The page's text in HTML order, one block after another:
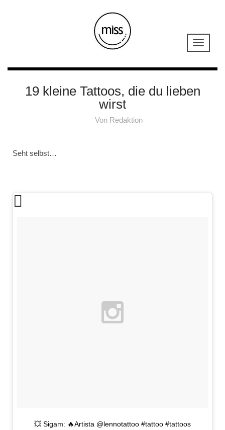
19 kleine Tattoos, die du lieben
wirst
Von Redaktion
Seht selbst…
💥 Sigam: 🔥Artista @lennotattoo #tattoo #tattoos